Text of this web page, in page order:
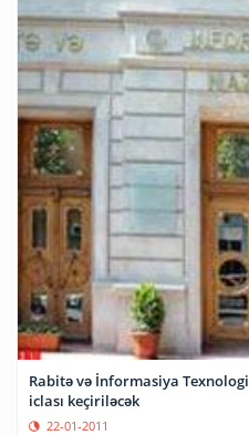
Rabitə və İnformasiya
iclası keçiriləcək
22-01-2011